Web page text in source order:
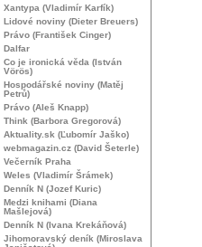
Xantypa (Vladimír Karfík)
Lidové noviny (Dieter Breuers)
Právo (František Cinger)
Dalfar
Co je ironická věda (István
Vörös)
Hospodářské noviny (Matěj
Petrů)
Právo (Aleš Knapp)
Think (Barbora Gregorová)
Aktuality.sk (Ľubomír Jaško)
webmagazin.cz (David Šeterle)
Večerník Praha
Weles (Vladimír Šrámek)
Denník N (Jozef Kuric)
Medzi knihami (Diana
Mašlejová)
Denník N (Ivana Krekáňová)
Jihomoravský deník (Miroslava